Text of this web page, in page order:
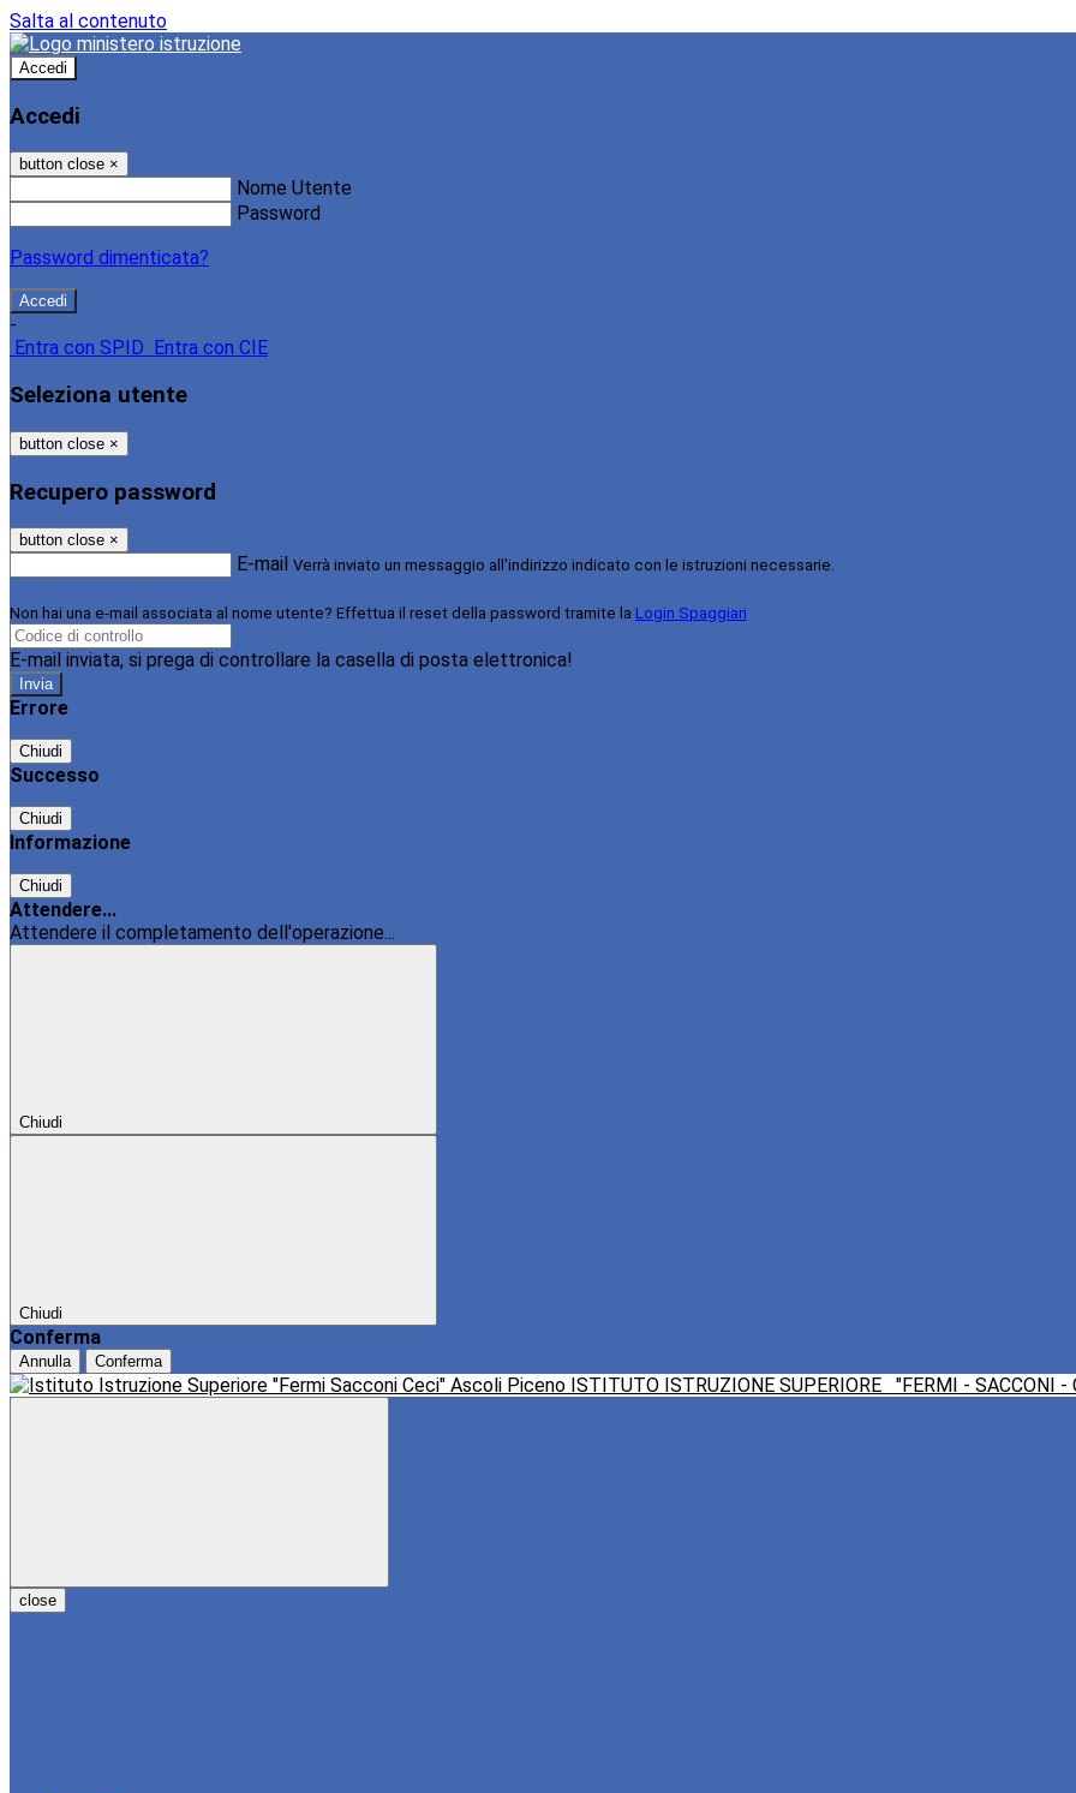
Salta al contenuto
Accedi
Accedi
button close ×
Nome Utente
Password
Password dimenticata?
-
Entra con SPID
Entra con CIE
Seleziona utente
button close ×
Recupero password
button close ×
E-mail Verrà inviato un messaggio all'indirizzo indicato con le istruzioni necessarie.
Non hai una e-mail associata al nome utente? Effettua il reset della password tramite la Login Spaggiari
E-mail inviata, si prega di controllare la casella di posta elettronica!
Errore
Chiudi
Successo
Chiudi
Informazione
Chiudi
Attendere...
Attendere il completamento dell'operazione...
Chiudi
Chiudi
Conferma
Annulla Conferma
ISTITUTO ISTRUZIONE SUPERIORE "FERMI - SACCONI -
close